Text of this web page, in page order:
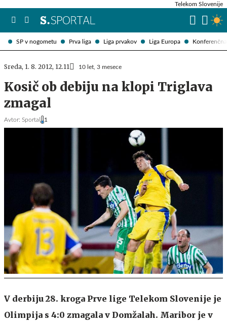
SP v nogometu Prva liga Liga prvakov Liga Europa
Telekom Slovenije
Sreda, 1. 8. 2012, 12.11 10 let, 3 mesece
Kosič ob debiju na klopi Triglava
zmagal
Avtor: Sportal 1
V derbiju 28. kroga Prve lige Telekom Slovenije je
Olimpija s 4:0 zmagala v Domžalah. Maribor je v